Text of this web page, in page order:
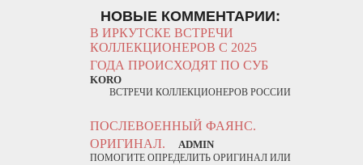
НОВЫЕ КОММЕНТАРИИ:
В ИРКУТСКЕ ВСТРЕЧИ
КОЛЛЕКЦИОНЕРОВ С 2025
ГОДА ПРОИСХОДЯТ ПО СУБ
KORO
ВСТРЕЧИ КОЛЛЕКЦИОНЕРОВ РОССИИ
ПОСЛЕВОЕННЫЙ ФАЯНС.
ОРИГИНАЛ.
ADMIN
ПОМОГИТЕ ОПРЕДЕЛИТЬ ОРИГИНАЛ ИЛИ